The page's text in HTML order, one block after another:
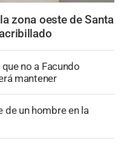
zona oeste de Santa
no a Facundo
mantener
de un hombre en la